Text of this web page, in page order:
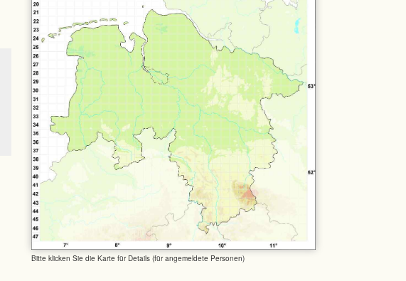
Bitte klicken Sie die Karte für Details (für angemeldete Personen)